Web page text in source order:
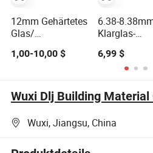
12mm Gehärtetes
Glas/
Klarglas
Sicherheitsglas
Bauglas
1,00-10,00 $
6.38-
Klarglas-
6,99 $
Wuxi Dlj Building Material
Wuxi, Jiangsu, China